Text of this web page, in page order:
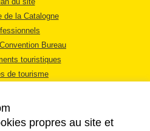
de la Catalogne
Bureau
touristiques
de tourisme
propres au site et